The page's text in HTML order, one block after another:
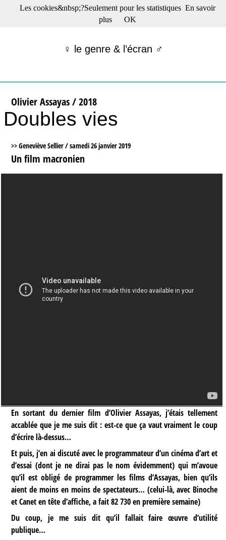
☰ Menu
Films récents
Tribunes
Bloc-notes
Archives
S’abonner à la Lettre !
♀ le genre & l’écran ♂
Olivier Assayas / 2018
Doubles vies
>> Geneviève Sellier /samedi 26 janvier 2019
Un film macronien
En sortant du dernier film d’Olivier Assayas, j’étais tellement
accablée que je me suis dit : est-ce que ça vaut vraiment le coup
d’écrire là-dessus…
Et puis, j’en ai discuté avec le programmateur d’un cinéma d’art et
d’essai (dont je ne dirai pas le nom évidemment) qui m’avoue
qu’il est obligé de programmer les films d’Assayas, bien qu’ils
aient de moins en moins de spectateurs… (celui-là, avec Binoche
et Canet en tête d’affiche, a fait 82 730 en première semaine)
Du coup, je me suis dit qu’il fallait faire œuvre d’utilité
publique…
Les cookies&nbsp;?Seulement pour les statistiques En savoir
plus
OK